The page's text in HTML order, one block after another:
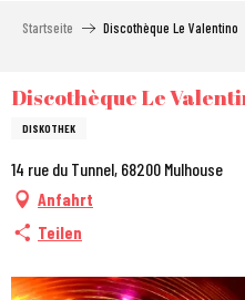
principal
Startseite Discothèque Le Valentino
Discothèque Le
DISKOTHEK
14 rue du Tunnel, 68200 Mulhouse
Anfahrt
Teilen